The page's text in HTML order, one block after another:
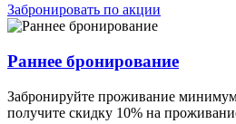
Забронировать по акции
Раннее бронирование
Забронируйте проживание минимум
получите скидку 10% на